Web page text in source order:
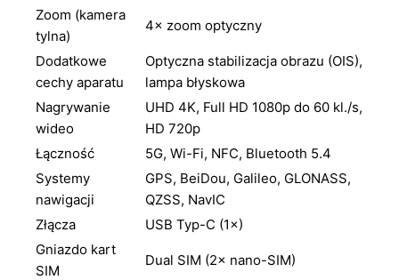
Zoom (kamera
tylna)
4× zoom optyczny
Dodatkowe
cechy aparatu
Optyczna stabilizacja obrazu (OIS),
lampa błyskowa
Nagrywanie
wideo
UHD 4K, Full HD 1080p do 60 kl./s,
HD 720p
Łączność
5G, Wi-Fi, NFC, Bluetooth 5.4
Systemy
nawigacji
GPS, BeiDou, Galileo, GLONASS,
QZSS, NavIC
Złącza
USB Typ-C (1×)
Gniazdo kart
SIM
Dual SIM (2× nano-SIM)